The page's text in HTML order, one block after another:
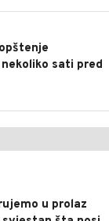
sati pred
u prolaz